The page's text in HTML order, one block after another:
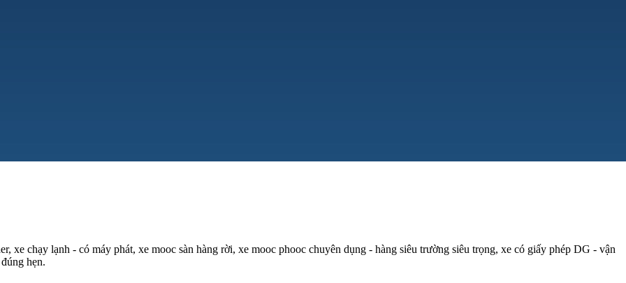
xe chạy lạnh - có máy phát, xe mooc sàn hàng rời, xe mooc phooc chuyên dụng - hàng siêu trường siêu trọng, xe có giấy phép DG - vận
hẹn.